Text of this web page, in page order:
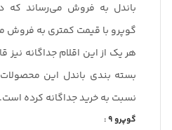
باندل به فروش می‌رساند که
گوپرو با قیمت کمتری به فروش
هر یک از این اقلام جداگانه نیز
بسته بندی باندل این
نسبت به خرید جداگانه کرده است.
گوپرو 9 :